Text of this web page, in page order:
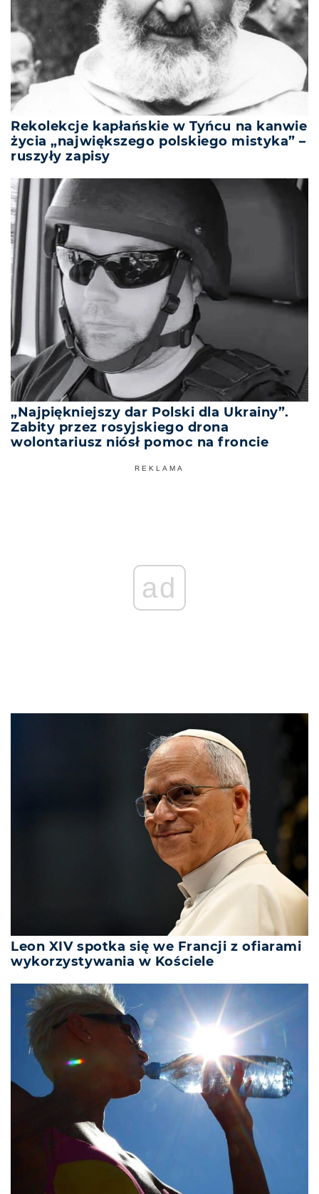
Rekolekcje kapłańskie w Tyńcu na kanwie
życia „największego polskiego mistyka” –
ruszyły zapisy
„Najpiękniejszy dar Polski dla Ukrainy”.
Zabity przez rosyjskiego drona
wolontariusz niósł pomoc na froncie
REKLAMA
ad
Leon XIV spotka się we Francji z ofiarami
wykorzystywania w Kościele